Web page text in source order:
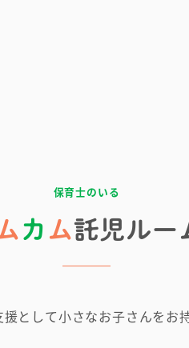
保育士のいる
カ ム託児ルー
して小さなお子さんをお